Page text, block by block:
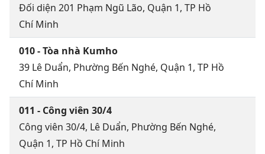
Đối diện 201 Phạm Ngũ Lão, Quận 1, TP Hồ
Chí Minh
010 - Tòa nhà Kumho
39 Lê Duẩn, Phường Bến Nghé, Quận 1, TP Hồ
Chí Minh
011 - Công viên 30/4
Công viên 30/4, Lê Duẩn, Phường Bến Nghé,
Quận 1, TP Hồ Chí Minh